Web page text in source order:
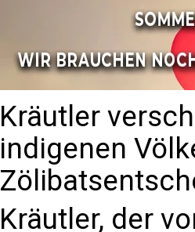
Kräutler
indigenen
Kräutler, der